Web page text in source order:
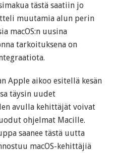
tästä saatiin jo
muutamia alun perin
macOS:n uusina
tarkoituksena on
Apple aikoo esitellä kesän
täysin uudet
avulla kehittäjät voivat
ohjelmat Macille.
saanee tästä uutta
macOS-kehittäjiä